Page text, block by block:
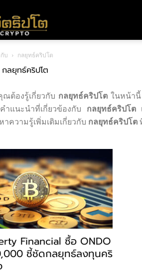
ศร
มค
ปโต
บ กลยุทธ์คริปโต
ลยุทธ์คริปโต
ณต้องรู้เกี่ยวกับ กลยุทธ์คริปโต ในหน้า
แนะนำที่เกี่ยวข้องกับ กลยุทธ์คริปโต
ความรู้เพิ่มเติมเกี่ยวกับ กลยุทธ์คริปโต
Financial ซื้อ ONDO
ชี้ชัดกลยุทธ์ลงทุนคริ